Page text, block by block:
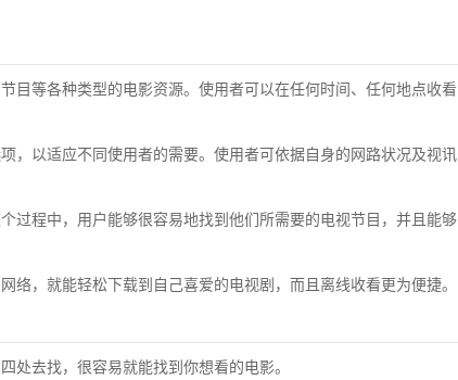
等各种类型的电影资源。使用者可以在任何时间、任何地点收看
以适应不同使用者的需要。使用者可依据自身的网路状况及视讯
程中，用户能够很容易地找到他们所需要的电视节目，并且能够
，就能轻松下载到自己喜爱的电视剧，而且离线收看更为便捷。
去找，很容易就能找到你想看的电影。